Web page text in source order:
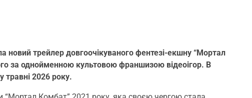
новий трейлер довгоочікуваного фентезі-екшну “Мортал
за однойменною культовою франшизою відеоігор. В
травні 2026 року.